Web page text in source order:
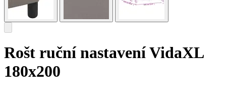
Rošt ruční nastavení VidaXL
180x200